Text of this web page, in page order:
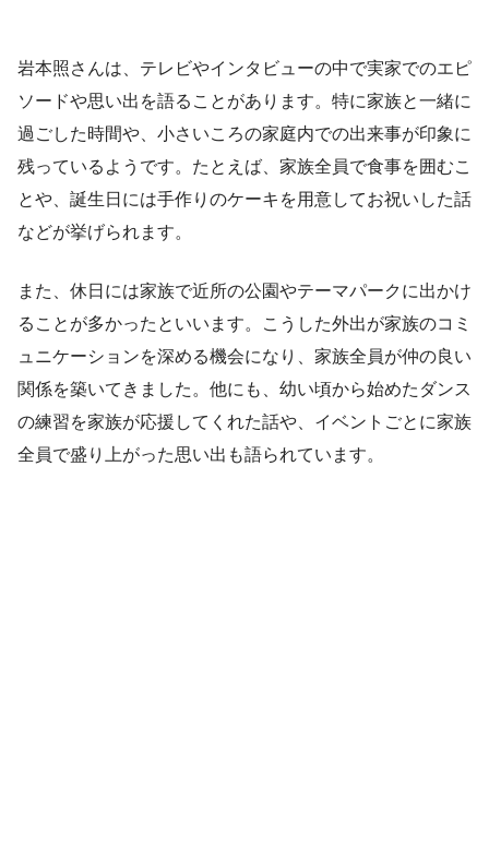
岩本照さんは、テレビやインタビューの中で実家でのエピ
ソードや思い出を語ることがあります。特に家族と一緒に
過ごした時間や、小さいころの家庭内での出来事が印象に
残っているようです。たとえば、家族全員で食事を囲むこ
とや、誕生日には手作りのケーキを用意してお祝いした話
などが挙げられます。
また、休日には家族で近所の公園やテーマパークに出かけ
ることが多かったといいます。こうした外出が家族のコミ
ュニケーションを深める機会になり、家族全員が仲の良い
関係を築いてきました。他にも、幼い頃から始めたダンス
の練習を家族が応援してくれた話や、イベントごとに家族
全員で盛り上がった思い出も語られています。